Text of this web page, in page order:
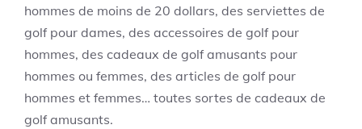
hommes de moins de 20 dollars, des serviettes de
golf pour dames, des accessoires de golf pour
hommes, des cadeaux de golf amusants pour
hommes ou femmes, des articles de golf pour
hommes et femmes… toutes sortes de cadeaux de
golf amusants.